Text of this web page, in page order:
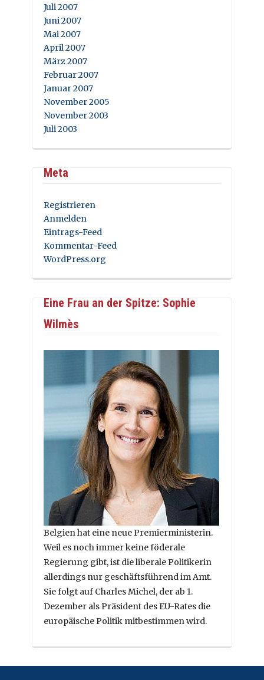
Juli 2007
Juni 2007
Mai 2007
April 2007
März 2007
Februar 2007
Januar 2007
November 2005
November 2003
Juli 2003
Meta
Registrieren
Anmelden
Eintrags-Feed
Kommentar-Feed
WordPress.org
Eine Frau an der Spitze: Sophie
Wilmès
Belgien hat eine neue Premierministerin.
Weil es noch immer keine föderale
Regierung gibt, ist die liberale Politikerin
allerdings nur geschäftsführend im Amt.
Sie folgt auf Charles Michel, der ab 1.
Dezember als Präsident des EU-Rates die
europäische Politik mitbestimmen wird.